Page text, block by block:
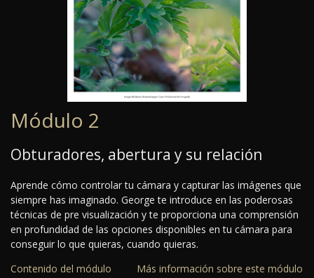
Módulo 2
Obturadores, abertura y su relación
Aprende cómo controlar tu cámara y capturar las imágenes que
siempre has imaginado. George te introduce en las poderosas
técnicas de pre visualización y te proporciona una comprensión
en profundidad de las opciones disponibles en tu cámara para
conseguir lo que quieras, cuando quieras.
Contenido del módulo
Más información sobre este módulo